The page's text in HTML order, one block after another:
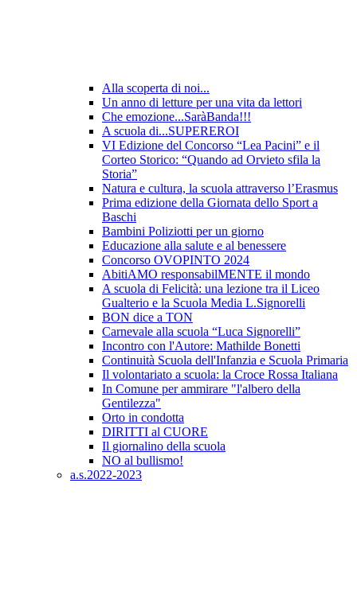
Alla scoperta di noi...
Un anno di letture per una vita da lettori
Che emozione...SaràBanda!!!
A scuola di...SUPEREROI
VI Edizione del Concorso “Lea Pacini” e il
Corteo Storico: “Quando ad Orvieto sfila la
Storia”
Natura e cultura, la scuola attraverso l’Erasmus
Prima edizione della Giornata dello Sport a
Baschi
Bambini Poliziotti per un giorno
Educazione alla salute e al benessere
Concorso OVOPINTO 2024
AbitiAMO responsabilMENTE il mondo
A scuola di Felicità: una lezione tra il Liceo
Gualterio e la Scuola Media L.Signorelli
BON dice a TON
Carnevale alla scuola “Luca Signorelli”
Incontro con l'Autore: Mathilde Bonetti
Continuità Scuola dell'Infanzia e Scuola Primaria
Il volontariato a scuola: la Croce Rossa Italiana
In Comune per ammirare "l'albero della
Gentilezza"
Orto in condotta
DIRITTI al CUORE
Il giornalino della scuola
NO al bullismo!
a.s.2022-2023